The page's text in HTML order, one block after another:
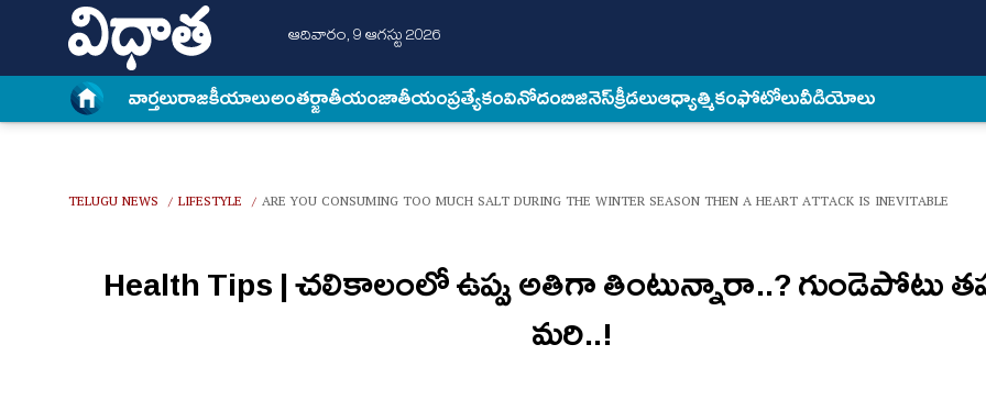
ఆదివారం, 9 ఆగస్టు 2026
వార్త‌లురాజకీయాలుఅంత‌ర్జాతీయంజాతీయంప్రత్యేకంవినోదంబిజినెస్క్రీడలుఆధ్యాత్మికంఫోటోలువీడియోలు
TELUGU NEWS / LIFESTYLE / ARE YOU CONSUMING TOO MUCH SALT DURING THE WINTER SEASON THEN A HEART ATTACK IS INEVITABLE
Health Tips | చ‌లికాలంలో ఉప్పు అతిగా తింటున్నారా..? గుండెపోటు
మ‌రి..!